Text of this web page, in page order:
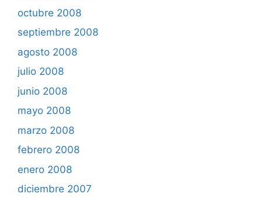
octubre 2008
septiembre 2008
agosto 2008
julio 2008
junio 2008
mayo 2008
marzo 2008
febrero 2008
enero 2008
diciembre 2007